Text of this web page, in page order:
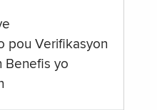
pou Verifikasyon
Benefis yo